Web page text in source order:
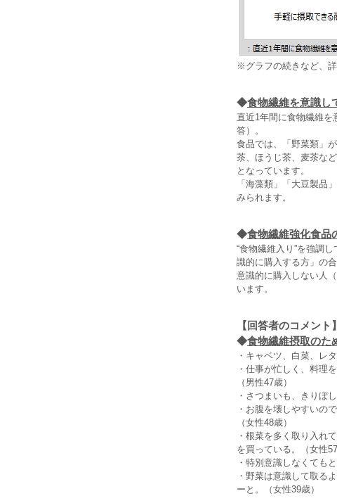
※グラフの続きなど、
◆食物繊維を意識し
直近1年間に食物繊維を
答）。
食品では、「野菜類」
茶、ほうじ茶、麦茶な
となっています。
「海藻類」「大豆製品
みられます。
◆食物繊維強化食品
“食物繊維入り”を強調
識的に購入する方」の
意識的に購入しない人
います。
【回答者のコメント】
◆食物繊維摂取のた
・キャベツ、白菜、レ
・仕事が忙しく、料理
（男性47歳）
・さつまいも、きりぼ
・お腹を壊しやすいの
（女性48歳）
・根菜を多く取り入れ
を買っている。（女性57
・特別意識しなくても
・野菜は意識して取る
ーと。（女性39歳）